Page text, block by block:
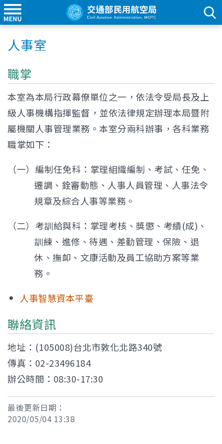
人事室
職掌
本室為本局行政幕僚單位之一，依法令受局長及上
級人事機構指揮監督，並依法律規定辦理本局暨附
屬機關人事管理業務。本室分兩科辦事，各科業務
職掌如下：
（一）編制任免科：掌理組織編制、考試、任免、
遷調、銓審動態、人事人員管理、人事法令
規章及綜合人事等業務。
（二）考訓給與科：掌理考核、獎懲、考績(成)、
訓練、進修、待遇、差勤管理、保險、退
休、撫卹、文康活動及員工協助方案等業
務。
人事智慧資本平臺
聯絡資訊
地址：(105008)台北市敦化北路340號
傳真：02-23496184
辦公時間：08:30-17:30
最後更新日期：
2020/05/04 13:38